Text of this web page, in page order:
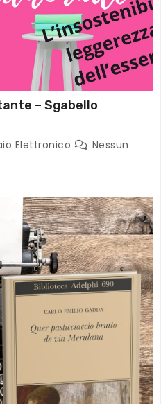
– Sgabello
Elettronico
Nessun